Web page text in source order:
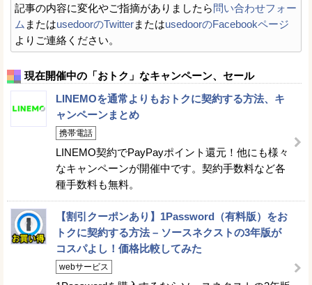
記事の内容に変化やご指摘がありましたら問い合わせフォー
ム またはusedoorのTwitterまたはusedoorのFacebookページ
よりご連絡ください。
現在開催中の「おトク」なキャンペーン、セール
LINEMOを通常よりもおトクに契約する方法、キ
ャンペーンまとめ
携帯電話
LINEMO契約でPayPayポイント還元！他にも様々
なキャンペーンが開催中です。契約手数料など各
種手数料も無料。
【割引クーポンあり】1Password（有料版）をお
トクに契約する方法 – ソースネクストの3年版が
コスパよし！価格比較してみた
webサービス